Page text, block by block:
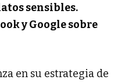
sensibles.
y Google sobre
en su estrategia de